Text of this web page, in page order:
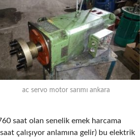
ac servo motor sarımı ankara
saat olan senelik emek harcama
çalışıyor anlamına gelir) bu elektrik